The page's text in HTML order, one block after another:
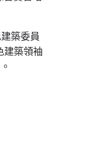
築委員
建築領袖